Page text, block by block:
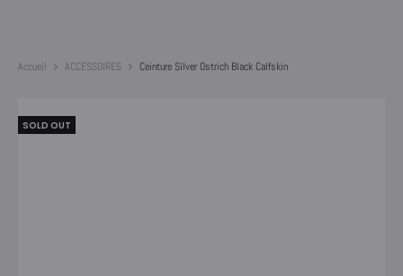
Accueil ACCESSOIRES Ceinture Silver Ostrich Black Calfskin
SOLD OUT